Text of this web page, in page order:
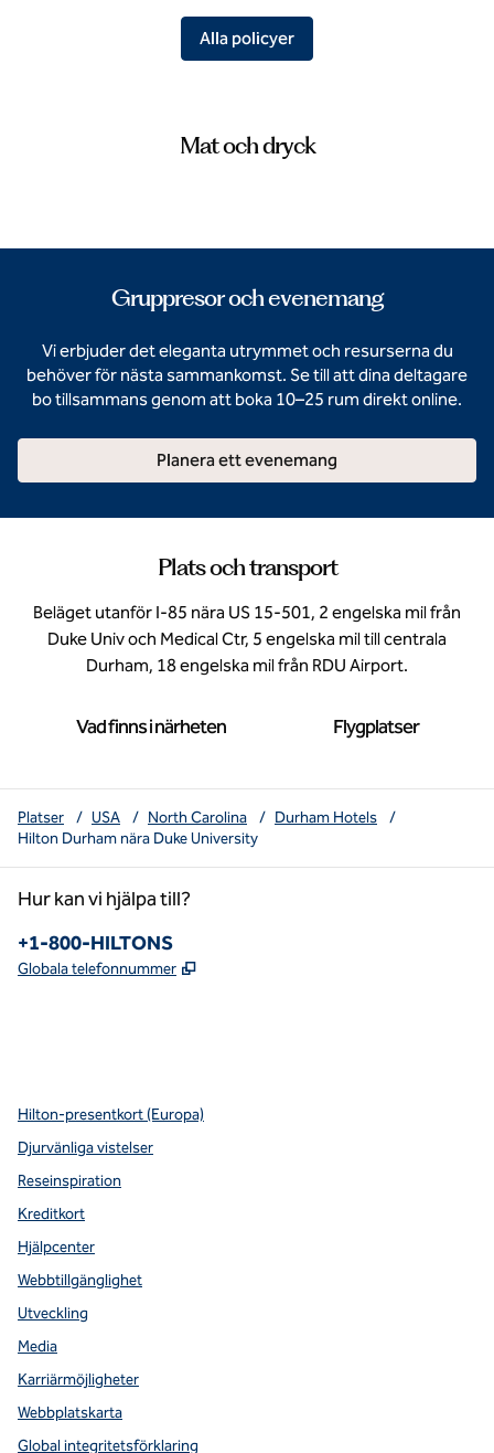
Alla policyer
Mat och dryck
Gruppresor och evenemang
Vi erbjuder det eleganta utrymmet och resurserna du
behöver för nästa sammankomst. Se till att dina deltagare
bo tillsammans genom att boka 10–25 rum direkt online.
Planera ett evenemang
Plats och transport
Beläget utanför I-85 nära US 15-501, 2 engelska mil från
Duke Univ och Medical Ctr, 5 engelska mil till centrala
Durham, 18 engelska mil från RDU Airport.
Vad finns i närheten Flygplatser
Platser / USA / North Carolina / Durham Hotels
/
Hilton Durham nära Duke University
Hur kan vi hjälpa till?
Telefon:
+1-800-HILTONS
Globala telefonnummer ,
Hilton-presentkort (Europa)
Djurvänliga vistelser
Reseinspiration
Kreditkort
Hjälpcenter
Webbtillgänglighet
Utveckling
Media
Karriärmöjligheter
Webbplatskarta
Global integritetsförklaring